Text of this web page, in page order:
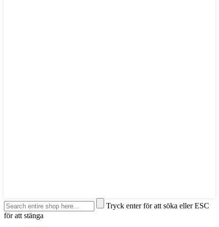
Tryck enter för att söka eller ESC
för att stänga